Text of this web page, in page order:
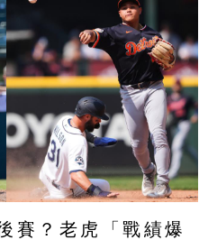
賽？老虎「戰績爆